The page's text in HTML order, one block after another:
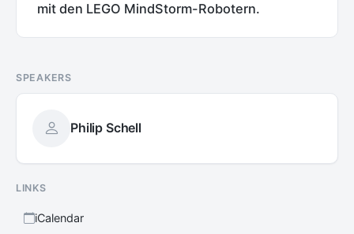
mit den LEGO MindStorm-Robotern.
SPEAKERS
Philip Schell
LINKS
iCalendar